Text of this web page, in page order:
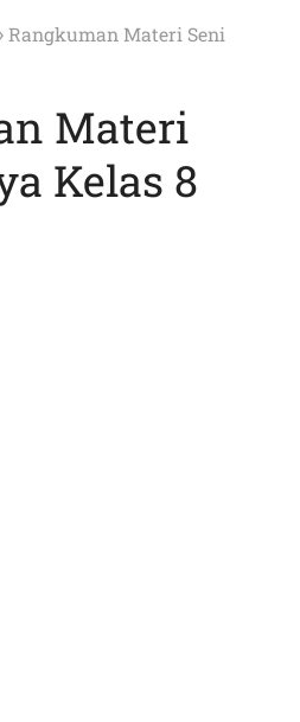
Rangkuman Materi Seni
Materi
Kelas 8